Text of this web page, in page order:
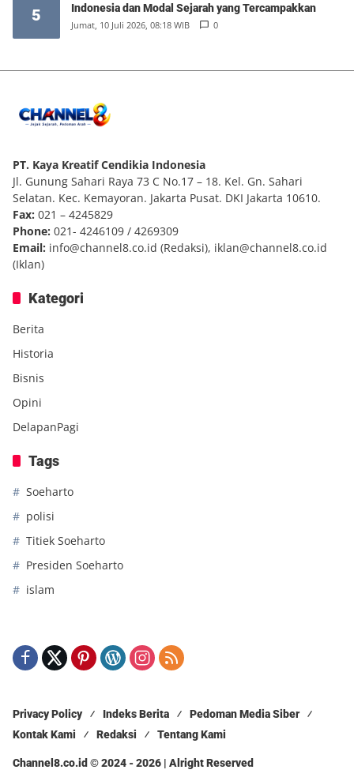
5 Indonesia dan Modal Sejarah yang Tercampakkan
Jumat, 10 Juli 2026, 08:18 WIB 0
PT. Kaya Kreatif Cendikia Indonesia
Jl. Gunung Sahari Raya 73 C No.17 – 18. Kel. Gn. Sahari
Selatan. Kec. Kemayoran. Jakarta Pusat. DKI Jakarta 10610.
Fax: 021 – 4245829
Phone: 021- 4246109 / 4269309
Email: info@channel8.co.id (Redaksi), iklan@channel8.co.id
(Iklan)
Kategori
Berita
Historia
Bisnis
Opini
DelapanPagi
Tags
Soeharto
polisi
Titiek Soeharto
Presiden Soeharto
islam
Privacy Policy Indeks Berita
Pedoman Media Siber
Kontak Kami
Redaksi Tentang Kami
Channel8.co.id © 2024 - 2026 | Alright Reserved